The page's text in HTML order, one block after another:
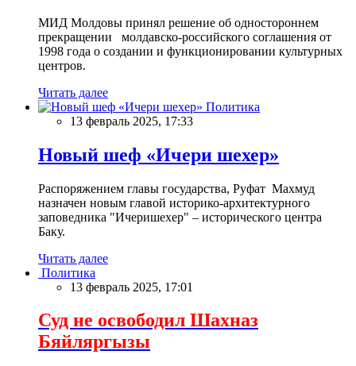
МИД Молдовы принял решение об одностороннем
прекращении молдавско-российского соглашения от
1998 года о создании и функционировании культурных
центров.
Читать далее
Политика
13 февраль 2025, 17:33
Новый шеф «Ичери шехер»
Распоряжением главы государства, Руфат Махмуд
назначен новым главой историко-архитектурного
заповедника "Ичеришехер" – исторического центра
Баку.
Читать далее
Политика
13 февраль 2025, 17:01
Суд не освободил Шахназ
Бяйляргызы